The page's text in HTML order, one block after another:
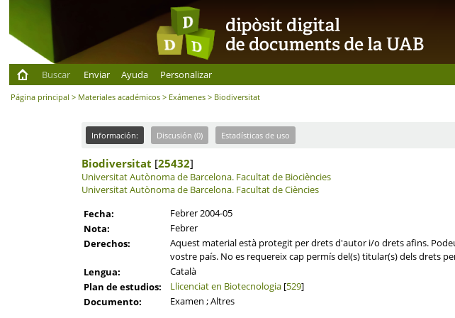
Buscar
Enviar Ayuda Personalizar
Página principal > Materiales académicos > Exámenes > Biodiversitat
Información: Discusión (0) Estadísticas de uso
Biodiversitat [25432]
Universitat Autònoma de Barcelona. Facultat de Biociències
Universitat Autònoma de Barcelona. Facultat de Ciències
Fecha:
Febrer 2004-05
Nota:
Febrer
Derechos:
Aquest material està protegit per drets d'autor i/o drets afins.
vostre país. No es requereix cap permís del(s) titular(s) dels drets
Lengua:
Català
Plan de estudios:
Llicenciat en Biotecnologia[529]
Documento:
Examen ; Altres